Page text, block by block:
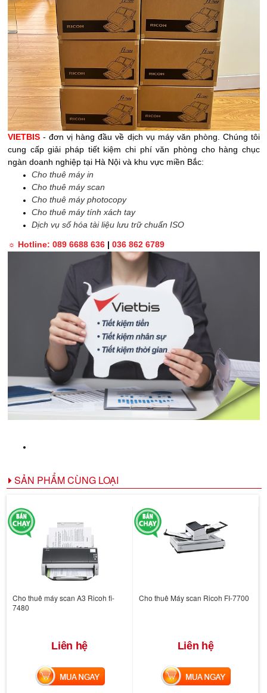
VIETBIS- đơn vị hàng đầu về dịch vụ máy văn phòng. Chúng tôi
cung cấp giải pháp tiết kiệm chi phí văn phòng cho hàng chục
ngàn doanh nghiệp tại Hà Nội và khu vực miền Bắc:
Cho thuê máy in
Cho thuê máy scan
Cho thuê máy photocopy
Cho thuê máy tính xách tay
Dịch vụ số hóa tài liệu lưu trữ chuẩn ISO
☼ Hotline: 089 6688 636 | 036 862 6789
SẢN PHẨM CÙNG LOẠI
Cho thuê máy scan A3 Ricoh fi-
7480
Liên hệ
MUA NGAY
Cho thuê Máy scan Ricoh FI-7700
Liên hệ
MUA NGAY